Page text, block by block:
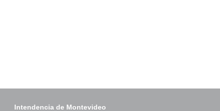
Intendencia de Montevideo